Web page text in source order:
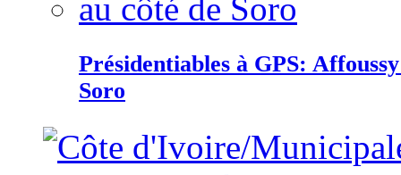
Présidentiables à GPS:
Soro